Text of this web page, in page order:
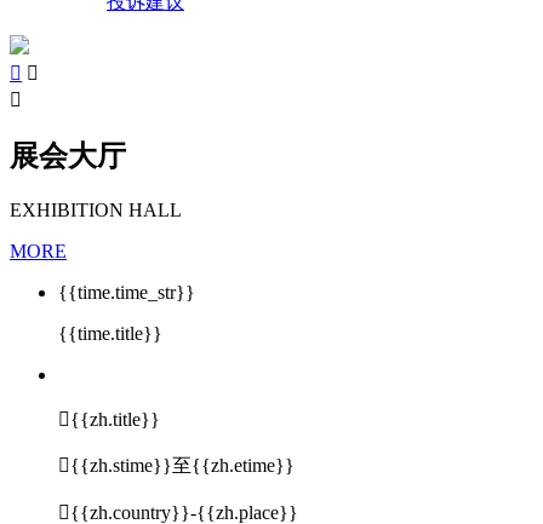
 

展会大厅
EXHIBITION HALL
MORE
{{time.time_str}}
{{time.title}}
{{zh.title}}
{{zh.stime}}至{{zh.etime}}
{{zh.country}}-{{zh.place}}